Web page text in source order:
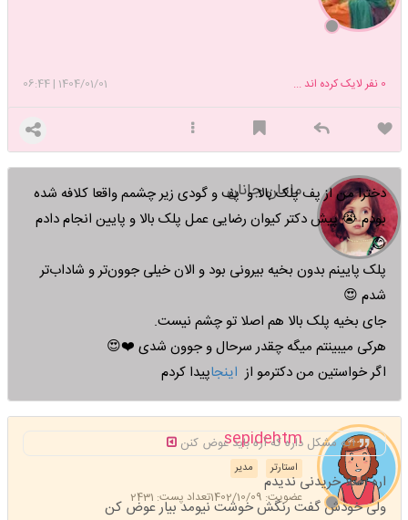
1404/01/01
|
06:44 0 نفر لایک کرده اند ...
مامان جانان
دخترا من از پف پلک بالا و پف و گودی زیر چشمم واقعا کلافه شده
بودم 😭 پیش دکتر کیوان رضایی عمل پلک بالا و پایین انجام دادم
😊
پلک پایینم بدون بخیه بیرونی بود و الان خیلی جوون‌تر و شاداب‌تر
شدم 😍
جای بخیه پلک بالا هم اصلا تو چشم نیست.
هرکی میبینتم میگه چقدر سرحال و جوون شدی ❤️😍
اگر خواستین من دکترمو از
پیدا کردم
sepidehtm
مدیر استارتر
عضویت: 1402/10/09 تعداد پست: 2431
اگه مشکل داره که آره باید عوض کنن
اره اصلا خریدنی ندیدم
ولی خودش گفت رنگش خوشت نیومد بیار عوض کن